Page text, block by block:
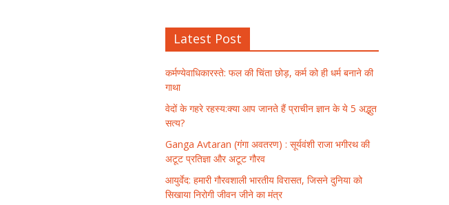
Latest Post
कर्मण्येवाधिकारस्ते: फल की चिंता छोड़, कर्म को ही धर्म बनाने की
गाथा
वेदों के गहरे रहस्य:क्या आप जानते हैं प्राचीन ज्ञान के ये 5 अद्भुत
सत्य?
Ganga Avtaran (गंगा अवतरण) : सूर्यवंशी राजा भगीरथ की
अटूट प्रतिज्ञा और अटूट गौरव
आयुर्वेद: हमारी गौरवशाली भारतीय विरासत, जिसने दुनिया को
सिखाया निरोगी जीवन जीने का मंत्र